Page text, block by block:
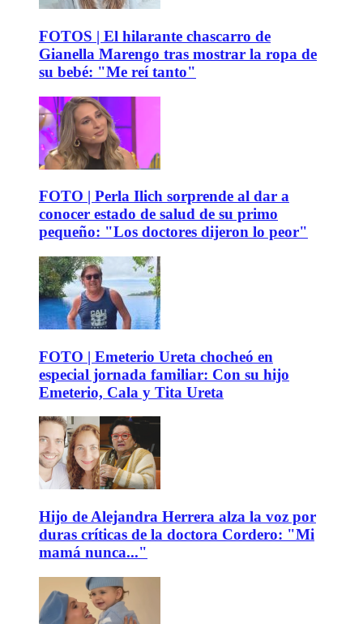
FOTOS | El hilarante chascarro de
Gianella Marengo tras mostrar la ropa de
su bebé: "Me reí tanto"
FOTO | Perla Ilich sorprende al dar a
conocer estado de salud de su primo
pequeño: "Los doctores dijeron lo peor"
FOTO | Emeterio Ureta chocheó en
especial jornada familiar: Con su hijo
Emeterio, Cala y Tita Ureta
Hijo de Alejandra Herrera alza la voz por
duras críticas de la doctora Cordero: "Mi
mamá nunca..."